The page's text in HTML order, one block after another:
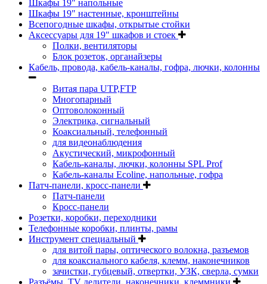
Шкафы 19" напольные
Шкафы 19" настенные, кронштейны
Всепогодные шкафы, открытые стойки
Аксессуары для 19" шкафов и стоек
Полки, вентиляторы
Блок розеток, органайзеры
Кабель, провода, кабель-каналы, гофра, лючки, колонны
Витая пара UTP,FTP
Многопарный
Оптоволоконный
Электрика, сигнальный
Коаксиальный, телефонный
для видеонаблюдения
Акустический, микрофонный
Кабель-каналы, лючки, колонны SPL Prof
Кабель-каналы Ecoline, напольные, гофра
Патч-панели, кросс-панели
Патч-панели
Кросс-панели
Розетки, коробки, переходники
Телефонные коробки, плинты, рамы
Инструмент специальный
для витой пары, оптического волокна, разъемов
для коаксиального кабеля, клемм, наконечников
зачистки, губцевый, отвертки, УЗК, сверла, сумки
Разъёмы, TV делители, наконечники, клеммники